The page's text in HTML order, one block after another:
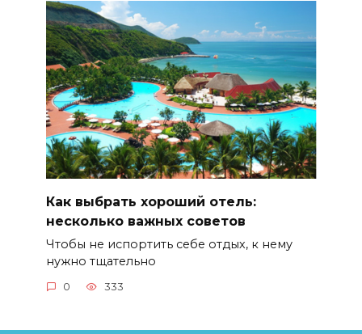
Как выбрать хороший отель:
несколько важных советов
Чтобы не испортить себе отдых, к нему
нужно тщательно
0 333